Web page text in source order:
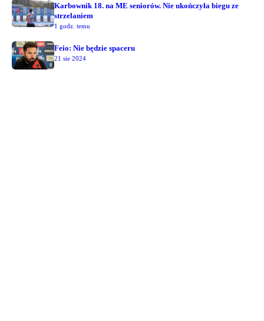
Karbownik 18. na ME seniorów. Nie ukończyła biegu ze
strzelaniem
1 godz. temu
Feio: Nie będzie spaceru
21 sie 2024